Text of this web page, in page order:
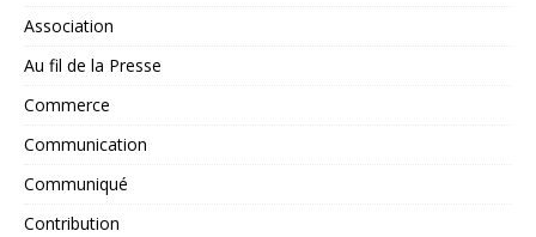
Association
Au fil de la Presse
Commerce
Communication
Communiqué
Contribution